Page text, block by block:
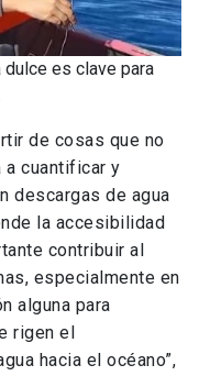
es clave para
de cosas que no
cuantificar y
descargas de agua
la accesibilidad
contribuir al
especialmente en
alguna para
rigen el
hacia el océano”,